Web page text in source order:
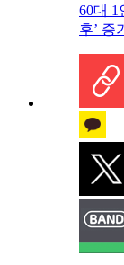
60대 1
후’ 증